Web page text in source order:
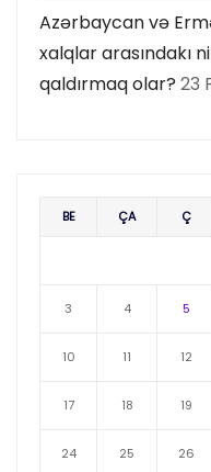
Azərbaycan və
xalqlar arasındakı
qaldırmaq olar? 23
BE ÇA Ç
3 4 5
10 11 12
17 18 19
24 25 26